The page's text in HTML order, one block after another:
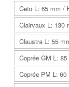
Ceto L: 65 mm /
Clairvaux L: 130
Claustra L: 55
Coprée GM L:
Coprée PM L: